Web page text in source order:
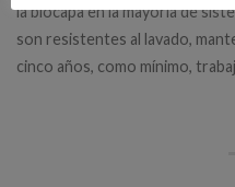
la biocapa en la mayoría de
son resistentes al lavado,
cinco años, como mínimo,